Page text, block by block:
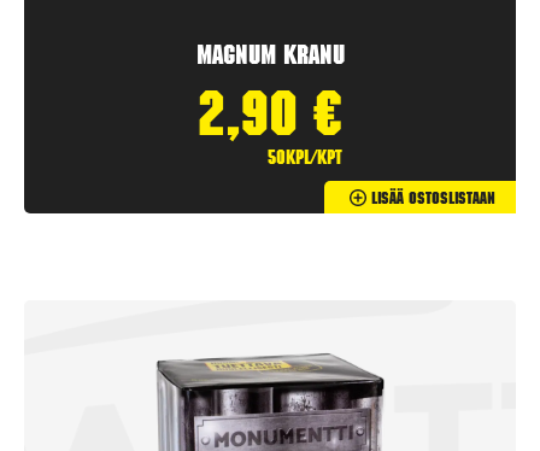
Magnum Kranu
2,90 €
50kpl/kpt
Lisää Ostoslistaan